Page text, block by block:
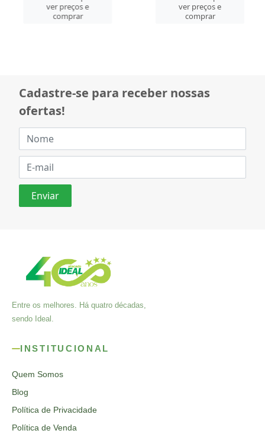
ver preços e
comprar
ver preços e
comprar
Cadastre-se para receber nossas
ofertas!
Entre os melhores. Há quatro décadas,
sendo Ideal.
INSTITUCIONAL
Quem Somos
Blog
Política de Privacidade
Política de Venda